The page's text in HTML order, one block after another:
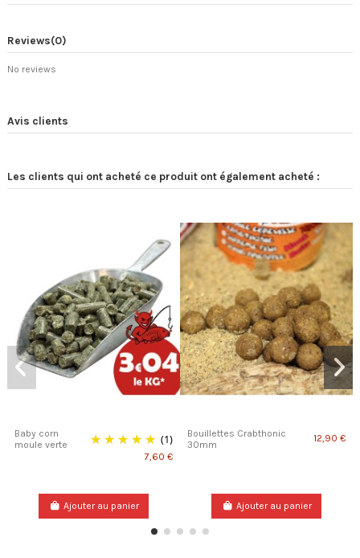
Reviews(0)
No reviews
Avis clients
Les clients qui ont acheté ce produit ont également acheté :
Baby corn
moule verte
(1)
7,60 €
Ajouter au panier
Bouillettes Crabthonic
30mm
12,90 €
Ajouter au panier